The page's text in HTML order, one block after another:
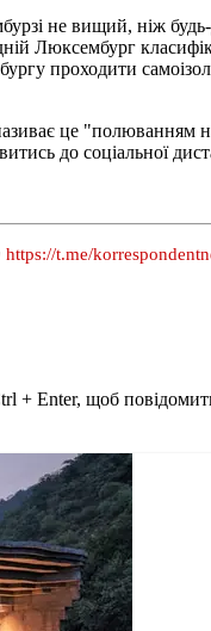
не вищий, ніж
Люксембург
проходити
це "полюванням
до соціальної
https://t.me/
+ Enter, щоб